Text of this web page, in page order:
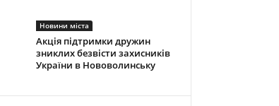
Новини міста
Акція підтримки дружин
зниклих безвісти захисників
України в Нововолинську